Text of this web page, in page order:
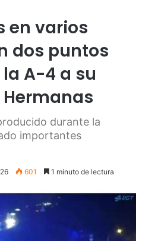
en varios
dos puntos
A-4 a su
durante la
importantes
601 1 minuto de lectura